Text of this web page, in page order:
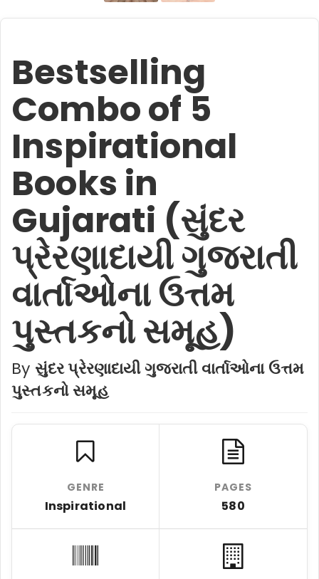
Bestselling
Combo of 5
Inspirational
Books in
Gujarati (સુંદર
પ્રેરણાદાયી ગુજરાતી
વાર્તાઓના ઉત્તમ
પુસ્તકનો સમૂહ)
By સુંદર પ્રેરણાદાયી ગુજરાતી વાર્તાઓના ઉત્તમ
પુસ્તકનો સમૂહ
GENRE
Inspirational
PAGES
580